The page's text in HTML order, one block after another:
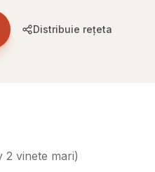
Distribuie rețeta
2 vinete mari)